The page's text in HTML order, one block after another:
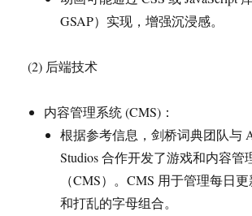
GSAP）实现，增强沉浸感。
(2) 后端技术
内容管理系统 (CMS)：
根据参考信息，剑桥词典团队与
Studios 合作开发了游戏和内容管
（CMS）。CMS 用于管理每日
和打乱的字母组合。